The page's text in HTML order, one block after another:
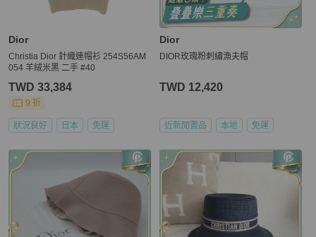
Dior
Christia Dior 針織連帽衫 254S56AM
054 羊絨米黑 二手 #40
TWD 33,384
9 折
狀況良好 日本 免運
Dior
DIOR玫瑰粉刺繡漁夫帽
TWD 12,420
近新閒置品 本地 免運